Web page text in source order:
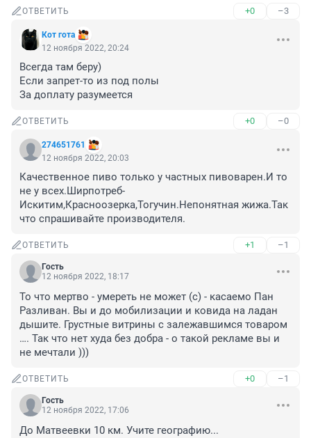
ОТВЕТИТЬ +0 –3
Кот гота
12 ноября 2022, 20:24
Всегда там беру)
Если запрет-то из под полы
За доплату разумеется
ОТВЕТИТЬ +0 –0
274651761
12 ноября 2022, 20:03
Качественное пиво только у частных пивоварен.И то
не у всех.Ширпотреб-
Искитим,Красноозерка,Тогучин.Непонятная жижа.Так
что спрашивайте производителя.
ОТВЕТИТЬ +1 –1
Гость
12 ноября 2022, 18:17
То что мертво - умереть не может (с) - касаемо Пан
Разливан. Вы и до мобилизации и ковида на ладан
дышите. Грустные витрины с залежавшимся товаром
…. Так что нет худа без добра - о такой рекламе вы и
не мечтали )))
ОТВЕТИТЬ +0 –1
Гость
12 ноября 2022, 17:06
До Матвеевки 10 км. Учите географию...